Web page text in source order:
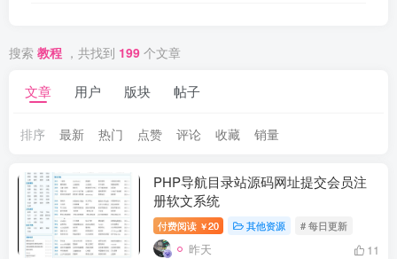
搜索 教程 ，共找到 199 个文章
文章 用户 版块 帖子
排序 最新 热门 点赞 评论 收藏 销量
PHP导航目录站源码网址提交会员注
册软文系统
付费阅读 ￥20 其他资源 # 每日更新
昨天 11